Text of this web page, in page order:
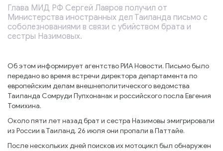
Глава МИД РФ Сергей Лавров получил от
Министерства иностранных дел Таиланда письмо с
соболезнованиями в связи с убийством брата и
сестры Назимовых.
Об этом информирует агентство РИА Новости. Письмо было
передано во время встречи директора департамента по
европейским делам внешнеполитического ведомства
Таиланда Сомруди Пупхонанак и российского посла Евгения
Томихина.
Около пяти лет назад брат и сестра Назимовы эмигрировали
из России в Таиланд. 26 июля они пропали в Паттайе.
После нескольких дней поисков их мотоцикл был обнаружен